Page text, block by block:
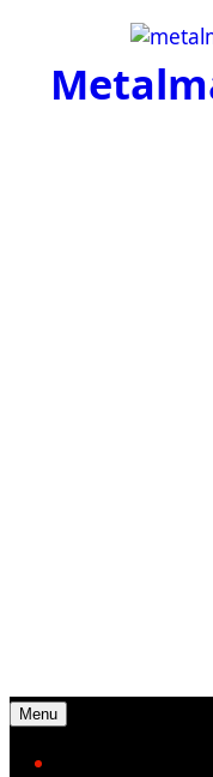
content
Menu